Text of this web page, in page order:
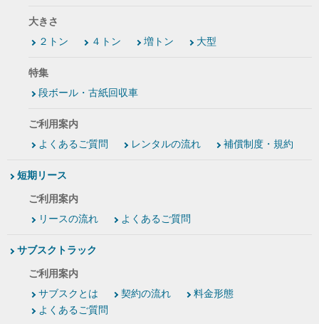
大きさ
２トン
４トン 増トン 大型
特集
段ボール・古紙回収車
ご利用案内
よくあるご質問
レンタルの流れ 補償制度・規約
短期リース
ご利用案内
リースの流れ
よくあるご質問
サブスクトラック
ご利用案内
サブスクとは
契約の流れ
料金形態
よくあるご質問